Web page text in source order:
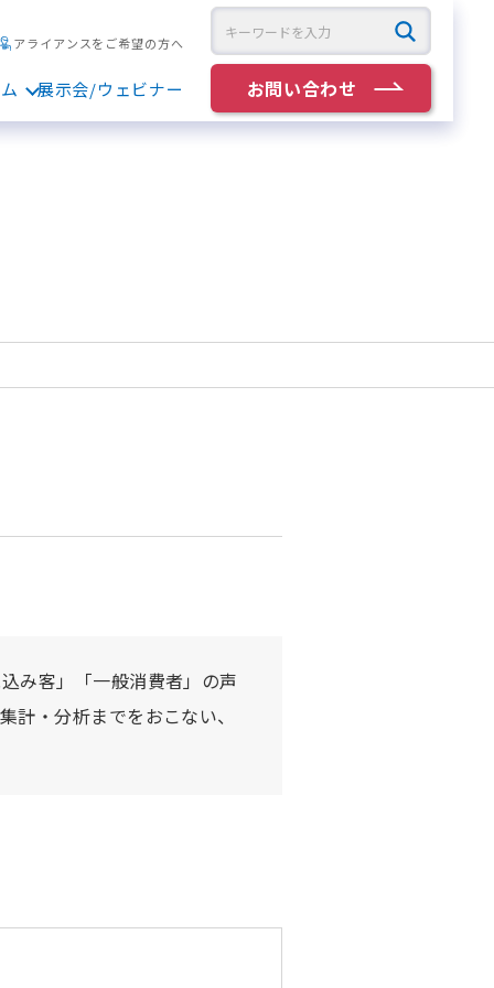
展示会/ウェビナー
アライアンスをご希望の方へ
お問い合わせ
み客」「一般消費者」の声
計・分析までをおこない、